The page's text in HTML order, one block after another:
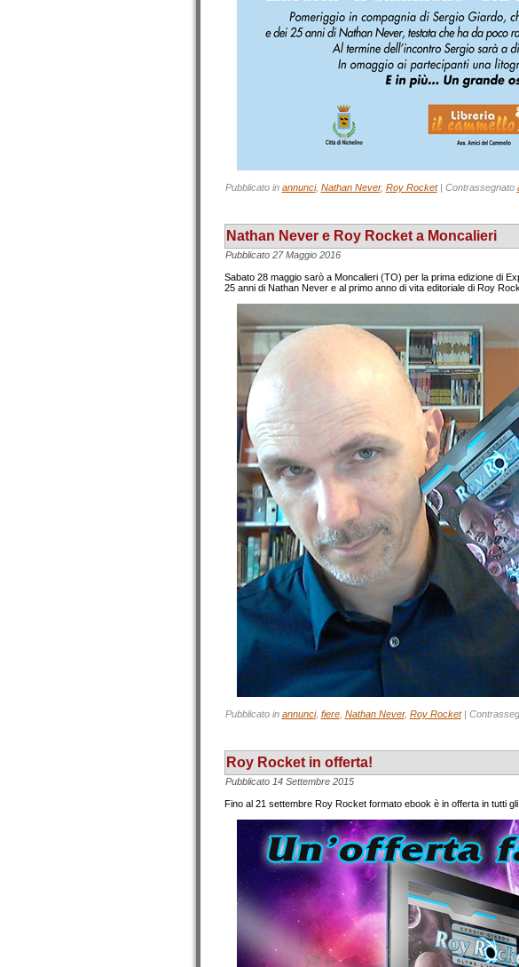
Pubblicato in annunci, Nathan Never, Roy Rocket| Contrassegnato
Nathan Never e Roy Rocket a Moncalieri
Pubblicato 27 Maggio 2016
Sabato 28 maggio sarò a Moncalieri (TO) per la prima edizione di
25 anni di Nathan Never e al primo anno di vita editoriale di Roy
Pubblicato in annunci, fiere, Nathan Never, Roy Rocket|
Roy Rocket in offerta!
Pubblicato 14 Settembre 2015
Fino al 21 settembre Roy Rocket formato ebook è in offerta in tutti